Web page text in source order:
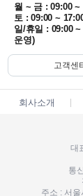
월 ~ 금 : 09:00 ~
토 : 09:00 ~
일/휴일 : 09:00
운영)
고객센
회사소개
대
통
주소 : 서